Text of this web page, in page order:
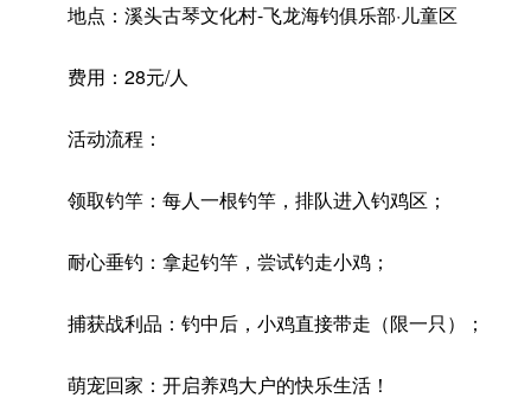
地点：溪头古琴文化村-飞龙海钓俱乐部·儿童区
费用：28元/人
活动流程：
领取钓竿：每人一根钓竿，排队进入钓鸡区；
耐心垂钓：拿起钓竿，尝试钓走小鸡；
捕获战利品：钓中后，小鸡直接带走（限一只）；
萌宠回家：开启养鸡大户的快乐生活！